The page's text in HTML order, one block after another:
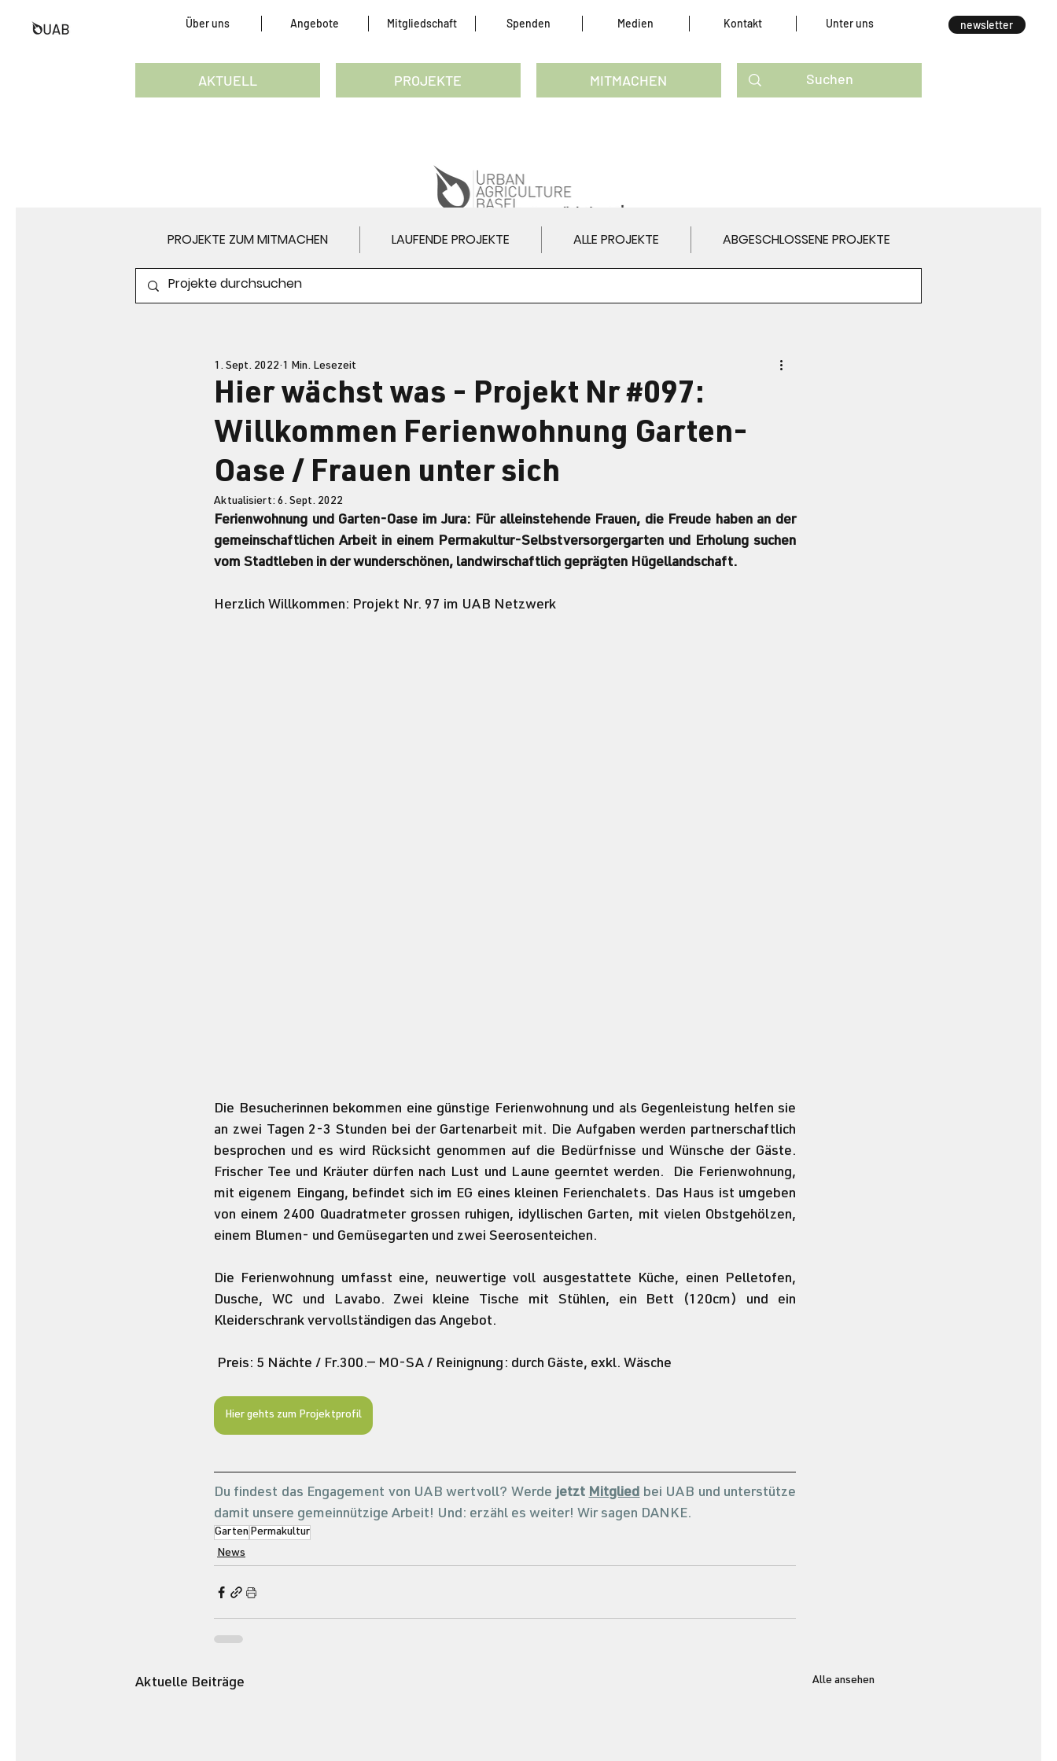
Über uns Angebote Mitgliedschaft Spenden Medien Kontakt Unter uns newsletter
Hier wächst was - Projekt Nr #097:
Willkommen Ferienwohnung Garten-
Oase / Frauen unter sich
1. Sept. 2022 1 Min. Lesezeit
Aktualisiert: 6. Sept. 2022
Ferienwohnung und Garten-Oase im Jura: Für alleinstehende Frauen, die Freude haben an der
gemeinschaftlichen Arbeit in einem Permakultur-Selbstversorgergarten und Erholung suchen
vom Stadtleben in der wunderschönen, landwirschaftlich geprägten Hügellandschaft.
Herzlich Willkommen: Projekt Nr. 97 im UAB Netzwerk
Die Besucherinnen bekommen eine günstige Ferienwohnung und als Gegenleistung helfen sie
an zwei Tagen 2-3 Stunden bei der Gartenarbeit mit. Die Aufgaben werden partnerschaftlich
besprochen und es wird Rücksicht genommen auf die Bedürfnisse und Wünsche der Gäste.
Frischer Tee und Kräuter dürfen nach Lust und Laune geerntet werden.  Die Ferienwohnung,
mit eigenem Eingang, befindet sich im EG eines kleinen Ferienchalets. Das Haus ist umgeben
von einem 2400 Quadratmeter grossen ruhigen, idyllischen Garten, mit vielen Obstgehölzen,
einem Blumen- und Gemüsegarten und zwei Seerosenteichen.
Die Ferienwohnung umfasst eine, neuwertige voll ausgestattete Küche, einen Pelletofen,
Dusche, WC und Lavabo. Zwei kleine Tische mit Stühlen, ein Bett (120cm) und ein
Kleiderschrank vervollständigen das Angebot.
Preis: 5 Nächte / Fr.300.— MO-SA / Reinignung: durch Gäste, exkl. Wäsche
Hier gehts zum Projektprofil
Du findest das Engagement von UAB wertvoll? Werde jetzt Mitglied bei UAB und unterstütze
damit unsere gemeinnützige Arbeit! Und: erzähl es weiter! Wir sagen DANKE.
Garten Permakultur
News
Aktuelle Beiträge Alle ansehen
AKTUELL PROJEKTE MITMACHEN
PROJEKTE ZUM MITMACHEN LAUFENDE PROJEKTE ALLE PROJEKTE ABGESCHLOSSENE PROJEKTE